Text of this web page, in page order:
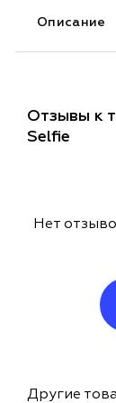
Описание
Отзывы к
Selfie
Нет
Другие